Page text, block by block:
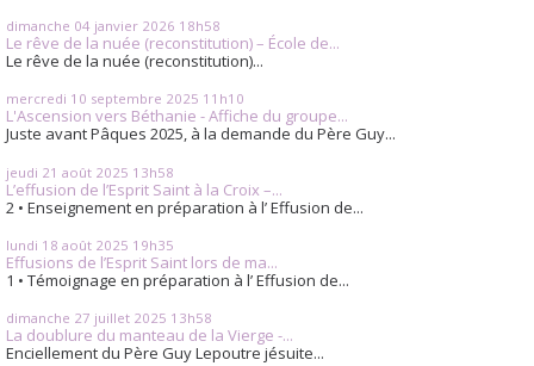
dimanche 04 janvier 2026 18h58
Le rêve de la nuée (reconstitution) – École de...
Le rêve de la nuée (reconstitution)...
mercredi 10 septembre 2025 11h10
L'Ascension vers Béthanie - Affiche du groupe...
Juste avant Pâques 2025, à la demande du Père Guy...
jeudi 21 août 2025 13h58
L’effusion de l’Esprit Saint à la Croix –...
2 • Enseignement en préparation à l’ Effusion de...
lundi 18 août 2025 19h35
Effusions de l’Esprit Saint lors de ma...
1 • Témoignage en préparation à l’ Effusion de...
dimanche 27 juillet 2025 13h58
La doublure du manteau de la Vierge -...
Enciellement du Père Guy Lepoutre jésuite...